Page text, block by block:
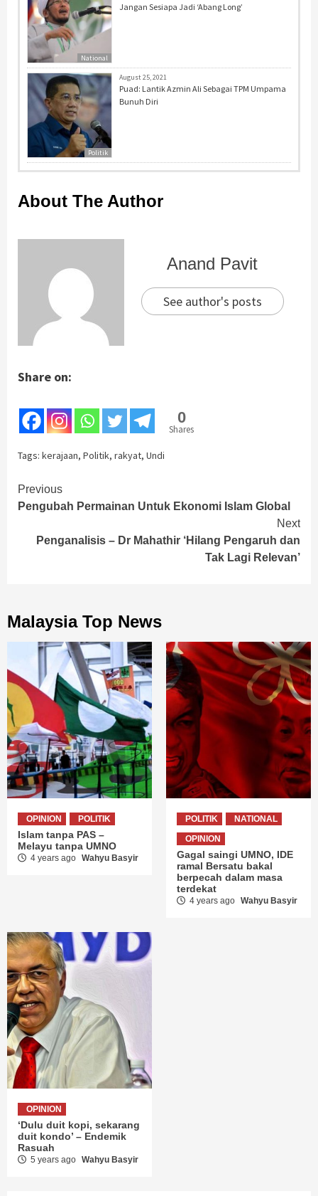
National
Jangan Sesiapa Jadi ‘Abang Long’
Politik
August 25, 2021
Puad: Lantik Azmin Ali Sebagai TPM Umpama
Bunuh Diri
About The Author
Anand Pavit
See author's posts
Share on:
0
Shares
Tags: kerajaan, Politik, rakyat, Undi
Continue
Reading
Previous
Pengubah Permainan Untuk Ekonomi Islam Global
Next
Penganalisis – Dr Mahathir ‘Hilang Pengaruh dan
Tak Lagi Relevan’
Malaysia Top News
OPINION POLITIK
Islam tanpa PAS –
Melayu tanpa UMNO
4 years ago Wahyu Basyir
POLITIK
NATIONAL
OPINION
Gagal saingi UMNO, IDE
ramal Bersatu bakal
berpecah dalam masa
terdekat
4 years ago Wahyu Basyir
OPINION
‘Dulu duit kopi, sekarang
duit kondo’ – Endemik
Rasuah
5 years ago Wahyu Basyir